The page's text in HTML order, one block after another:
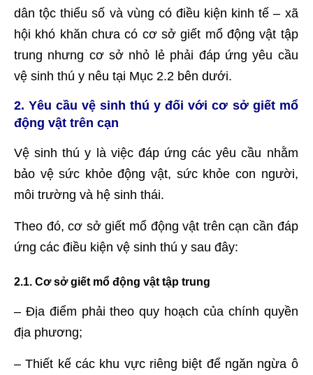
dân tộc thiểu số và vùng có điều kiện kinh tế – xã
hội khó khăn chưa có cơ sở giết mổ động vật tập
trung nhưng cơ sở nhỏ lẻ phải đáp ứng yêu cầu
vệ sinh thú y nêu tại Mục 2.2 bên dưới.
2. Yêu cầu vệ sinh thú y đối với cơ sở giết mổ
động vật trên cạn
Vệ sinh thú y là việc đáp ứng các yêu cầu nhằm
bảo vệ sức khỏe động vật, sức khỏe con người,
môi trường và hệ sinh thái.
Theo đó, cơ sở giết mổ động vật trên cạn cần đáp
ứng các điều kiện vệ sinh thú y sau đây:
2.1. Cơ sở giết mổ động vật tập trung
– Địa điểm phải theo quy hoạch của chính quyền
địa phương;
– Thiết kế các khu vực riêng biệt để ngăn ngừa ô